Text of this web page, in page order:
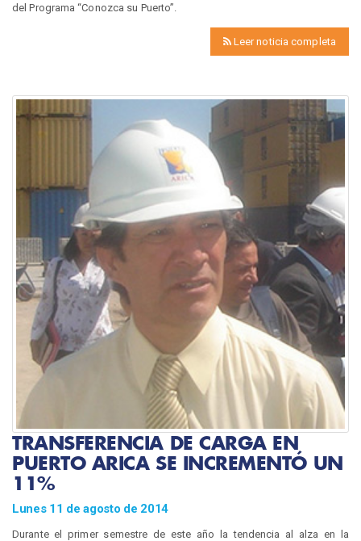
del Programa “Conozca su Puerto”.
Leer noticia completa
TRANSFERENCIA DE CARGA EN
PUERTO ARICA SE INCREMENTÓ UN
11%
Lunes 11 de agosto de 2014
Durante el primer semestre de este año la tendencia al alza en la